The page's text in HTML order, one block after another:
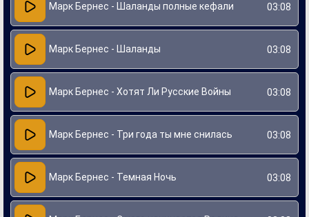
Марк Бернес - Шаланды полные кефали 03:08
Марк Бернес - Шаланды 03:08
Марк Бернес - Хотят Ли Русские Войны 03:08
Марк Бернес - Три года ты мне снилась 03:08
Марк Бернес - Темная Ночь 03:08